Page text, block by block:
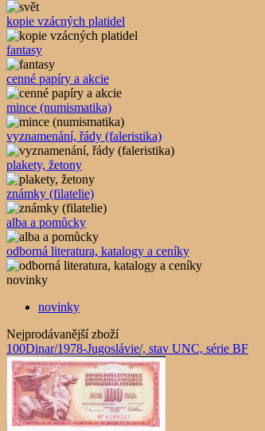
kopie vzácných platidel
fantasy
cenné papíry a akcie
mince (numismatika)
vyznamenání, řády (faleristika)
plakety, žetony
známky (filatelie)
alba a pomůcky
odborná literatura, katalogy a ceníky
novinky
novinky
Nejprodávanější zboží
100Dinar/1978-Jugoslávie/, stav UNC, série BF